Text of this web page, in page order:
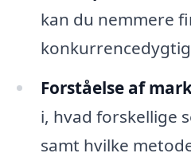
kan du nemmere
Forståelse af
i, hvad forskellige
samt hvilke